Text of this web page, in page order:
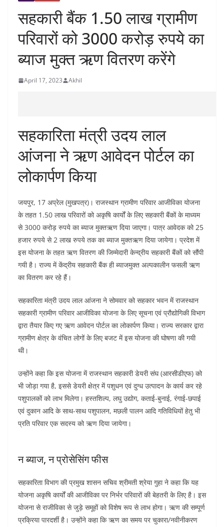
सहकारी बैंक 1.50 लाख ग्रामीण
परिवारों को 3000 करोड़ रुपये का
ब्याज मुक्त ऋण वितरण करेंगे
April 17, 2023 Akhil
सहकारिता मंत्री उदय लाल
आंजना ने ऋण आवेदन पोर्टल का
लोकार्पण किया
जयपुर, 17 अप्रेल (मुखपत्र)। राजस्थान ग्रामीण परिवार आजीविका योजना
के तहत 1.50 लाख परिवारों को अकृषि कार्यों के लिए सहकारी बैंकों के माध्यम
से 3000 करोड़ रुपये का ब्याज मुक्तऋण दिया जाएगा। पात्र आवेदक को 25
हजार रुपये से 2 लाख रुपये तक का ब्याज मुक्तऋण दिया जायेगा। प्रदेश में
इस योजना के तहत ऋण वितरण की जिम्मेदारी केन्द्रीय सहकारी बैंकों को सौंपी
गयी है। राज्य में केंद्रीय सहकारी बैंक ही ब्याजमुक्त अल्पकालीन फसली ऋण
का वितरण कर रहे हैं।
सहकारिता मंत्री उदय लाल आंजना ने सोमवार को सहकार भवन में राजस्थान
सहकारी ग्रामीण परिवार आजीविका योजना के लिए सूचना एवं प्रौद्योगिकी विभाग
द्वारा तैयार किए गए ऋण आवेदन पोर्टल का लोकार्पण किया। राज्य सरकार द्वारा
ग्रामीण क्षेत्र के वंचित लोगों के लिए बजट में इस योजना की घोषणा की गयी
थी।
उन्होंने कहा कि इस योजना में राजस्थान सहकारी डेयरी संघ (आरसीडीएफ) को
भी जोड़ा गया है, इससे डेयरी क्षेत्र में पशुधन एवं दुग्ध उत्पादन के कार्य कर रहे
पशुपालकों को लाभ मिलेगा। हस्तशिल्प, लघु उद्योग, कताई-बुनाई, रंगाई-छपाई
एवं दुकान आदि के साथ-साथ पशुपालन, मछली पालन आदि गतिविधियों हेतु भी
प्रति परिवार एक सदस्य को ऋण दिया जायेगा।
न ब्याज, न प्रोसेसिंग फीस
सहकारिता विभाग की प्रमुख शासन सचिव श्रीमती श्रेया गुहा ने कहा कि यह
योजना अकृषि कार्यों की आजीविका पर निर्भर परिवारों की बेहतरी के लिए है। इस
योजना से राजीविका से जुड़े समूहों को विशेष रूप से लाभ होगा। ऋण की सम्पूर्ण
प्रक्रिया पारदर्शी है। उन्होंने कहा कि ऋण का समय पर चुकारा/नवीनीकरण